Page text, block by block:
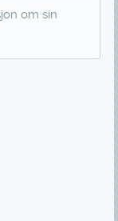
om sin